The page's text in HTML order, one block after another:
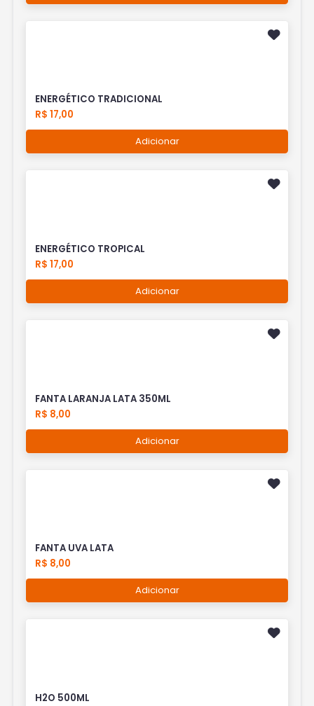
ENERGÉTICO TRADICIONAL
R$ 17,00
Adicionar
ENERGÉTICO TROPICAL
R$ 17,00
Adicionar
FANTA LARANJA LATA 350ML
R$ 8,00
Adicionar
FANTA UVA LATA
R$ 8,00
Adicionar
H2O 500ML